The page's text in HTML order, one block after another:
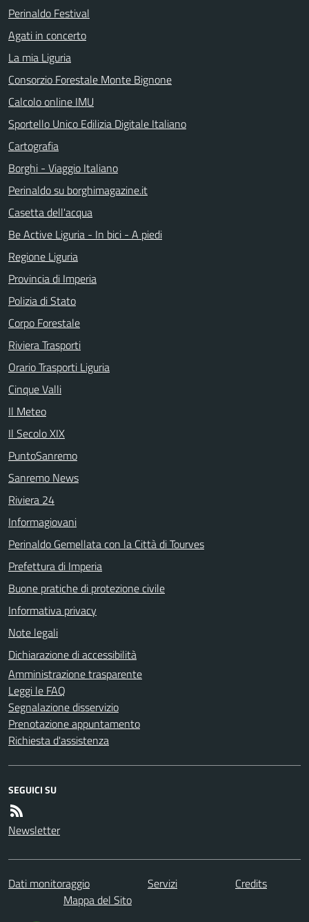
Perinaldo Festival
Agati in concerto
La mia Liguria
Consorzio Forestale Monte Bignone
Calcolo online IMU
Sportello Unico Edilizia Digitale Italiano
Cartografia
Borghi - Viaggio Italiano
Perinaldo su borghimagazine.it
Casetta dell'acqua
Be Active Liguria - In bici - A piedi
Regione Liguria
Provincia di Imperia
Polizia di Stato
Corpo Forestale
Riviera Trasporti
Orario Trasporti Liguria
Cinque Valli
Il Meteo
Il Secolo XIX
PuntoSanremo
Sanremo News
Riviera 24
Informagiovani
Perinaldo Gemellata con la Città di Tourves
Prefettura di Imperia
Buone pratiche di protezione civile
Informativa privacy
Note legali
Dichiarazione di accessibilità
Amministrazione trasparente
Leggi le FAQ
Segnalazione disservizio
Prenotazione appuntamento
Richiesta d'assistenza
SEGUICI SU
Newsletter
Dati monitoraggio Servizi
Credits
Mappa del Sito